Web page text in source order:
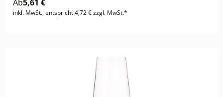
Ab5,61 €
inkl. MwSt., entspricht 4,72 € zzgl. MwSt.*